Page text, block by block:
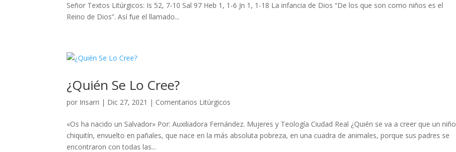
Señor Textos Litúrgicos: Is 52, 7-10 Sal 97 Heb 1, 1-6 Jn 1, 1-18 La infancia de Dios “De los que son como niños es el
Reino de Dios”. Así fue el llamado...
¿Quién Se Lo Cree?
por Irisarri | Dic 27, 2021 | Comentarios Litúrgicos
«Os ha nacido un Salvador» Por: Auxiliadora Fernández. Mujeres y Teología Ciudad Real ¿Quién se va a creer que un niño
chiquitín, envuelto en pañales, que nace en la más absoluta pobreza, en una cuadra de animales, porque sus padres se
encontraron con todas las...